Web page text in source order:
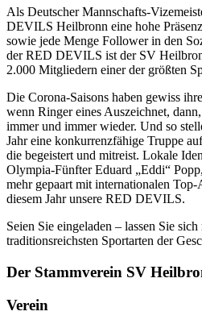
Als Deutscher Mannschafts-
DEVILS Heilbronn eine hohe
sowie jede Menge Follower in den
der RED DEVILS ist der SV
2.000 Mitgliedern einer der größten
Die Corona-Saisons haben gewiss
wenn Ringer eines Auszeichnet,
immer und immer wieder. Und so
Jahr eine konkurrenzfähige Truppe
die begeistert und mitreist. Lokale
Olympia-Fünfter Eduard „Eddi“
mehr gepaart mit internationalen
diesem Jahr unsere RED DEVILS.
Seien Sie eingeladen – lassen Sie
traditionsreichsten Sportarten der
Der Stammverein SV
Verein